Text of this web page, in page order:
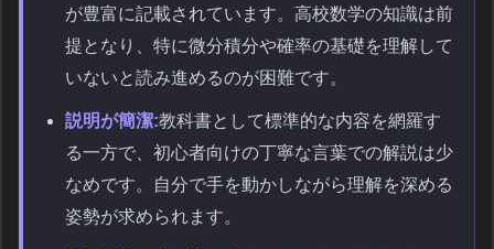
が豊富に記載されています。高校数学の知識は前
提となり、特に微分積分や確率の基礎を理解して
いないと読み進めるのが困難です。
説明が簡潔:教科書として標準的な内容を網羅す
る一方で、初心者向けの丁寧な言葉での解説は少
なめです。自分で手を動かしながら理解を深める
姿勢が求められます。